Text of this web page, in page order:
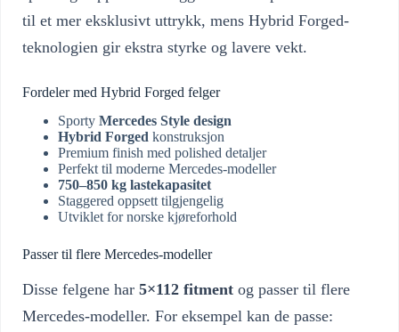
til et mer eksklusivt uttrykk, mens Hybrid Forged-
teknologien gir ekstra styrke og lavere vekt.
Fordeler med Hybrid Forged felger
Sporty Mercedes Style design
Hybrid Forged konstruksjon
Premium finish med polished detaljer
Perfekt til moderne Mercedes-modeller
750–850 kg lastekapasitet
Staggered oppsett tilgjengelig
Utviklet for norske kjøreforhold
Passer til flere Mercedes-modeller
Disse felgene har 5×112 fitment og passer til flere
Mercedes-modeller. For eksempel kan de passe: